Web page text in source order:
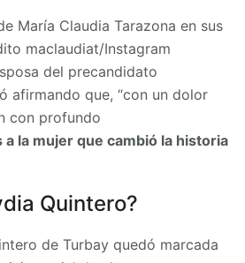
María Claudia Tarazona en sus
maclaudiat/Instagram
del precandidato
afirmando que, “con un dolor
con profundo
la mujer que cambió la historia
Quintero?
de Turbay quedó marcada